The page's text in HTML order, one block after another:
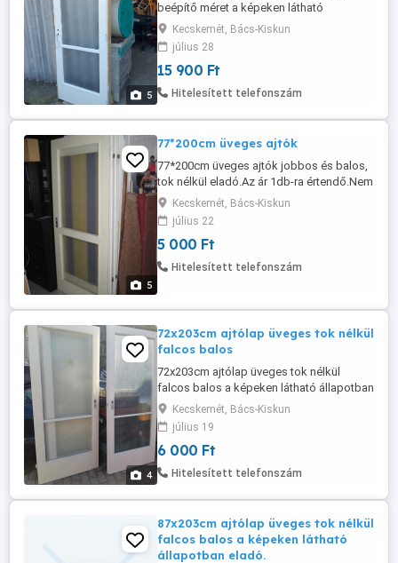
5
beépítő méret a képeken látható
állapotban eladó. Ajtólap 77x202cm,
küszöb nélkül. Az bal ajtó félfa középen
hibás (fotóztam) a zárnyelv fogadó
résznél, beépítve és rögzítve nincs
jelentősége, mert a terhelés a zsanér
Kecskemét, Bács-Kiskun
július 28
15 900 Ft
Hitelesített telefonszám
5
77*200cm üveges ajtók
77*200cm üveges ajtók jobbos és balos,
tok nélkül eladó.Az ár 1db-ra értendő.Nem
falcosak!
Kecskemét, Bács-Kiskun
július 22
5 000 Ft
Hitelesített telefonszám
4
72x203cm ajtólap üveges tok nélkül
falcos balos
72x203cm ajtólap üveges tok nélkül
falcos balos a képeken látható állapotban
eladó.Kecskemét, Bács-Kiskun
július 19
6 000 Ft
Hitelesített telefonszám
87x203cm ajtólap üveges tok nélkül
falcos balos a képeken látható
állapotban eladó.